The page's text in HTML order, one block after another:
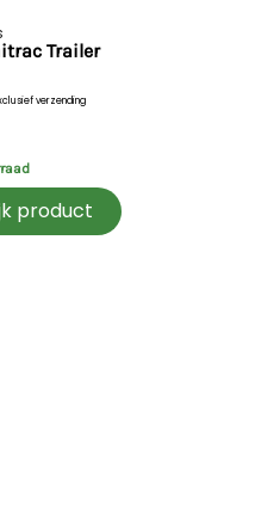
Trailer
verzending
product